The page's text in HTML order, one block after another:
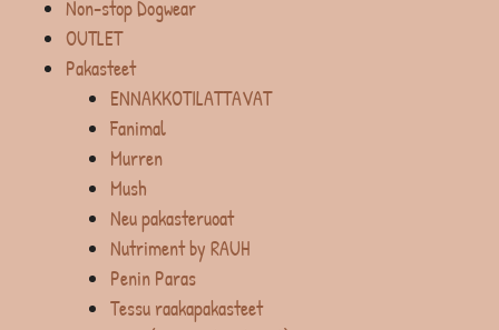
Non-stop Dogwear
OUTLET
Pakasteet
ENNAKKOTILATTAVAT
Fanimal
Murren
Mush
Neu pakasteruoat
Nutriment by RAUH
Penin Paras
Tessu raakapakasteet